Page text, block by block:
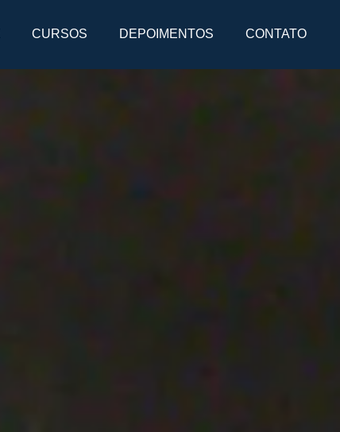
CURSOS DEPOIMENTOS CONTATO